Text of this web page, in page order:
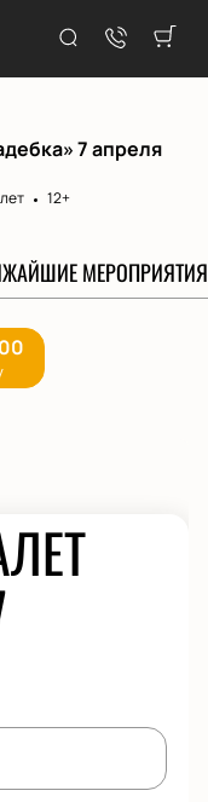
7 апреля
12+
МЕРОПРИЯТИЯ